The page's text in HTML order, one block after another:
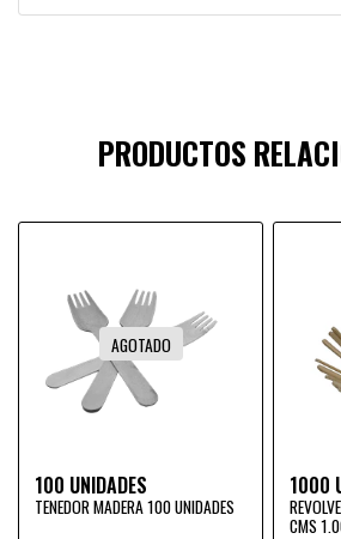
PRODUCTOS
AGOTADO
100 UNIDADES
TENEDOR MADERA 100 UNIDADES
1000
CMS